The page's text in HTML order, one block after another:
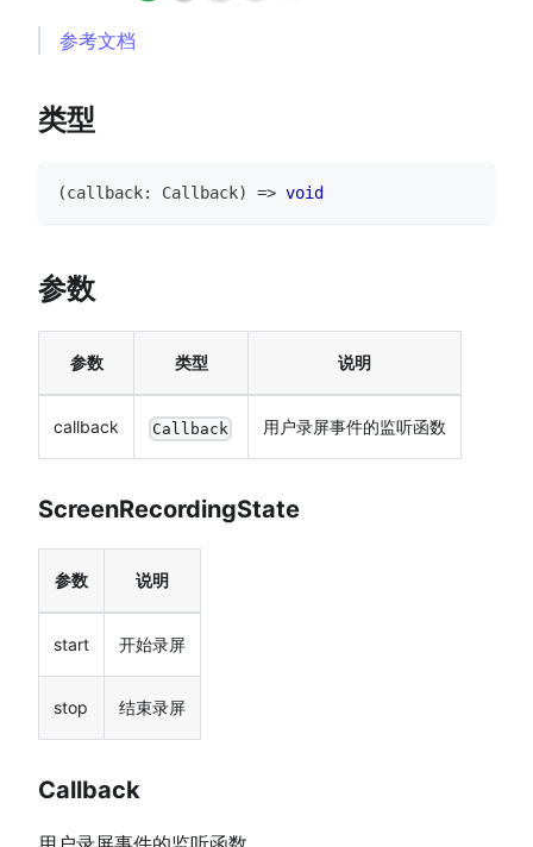
参考文档
类型
(callback: Callback) => void
参数
参数 类型 说明
callback Callback 用户录屏事件的监听函数
ScreenRecordingState
参数 说明
start 开始录屏
stop 结束录屏
Callback